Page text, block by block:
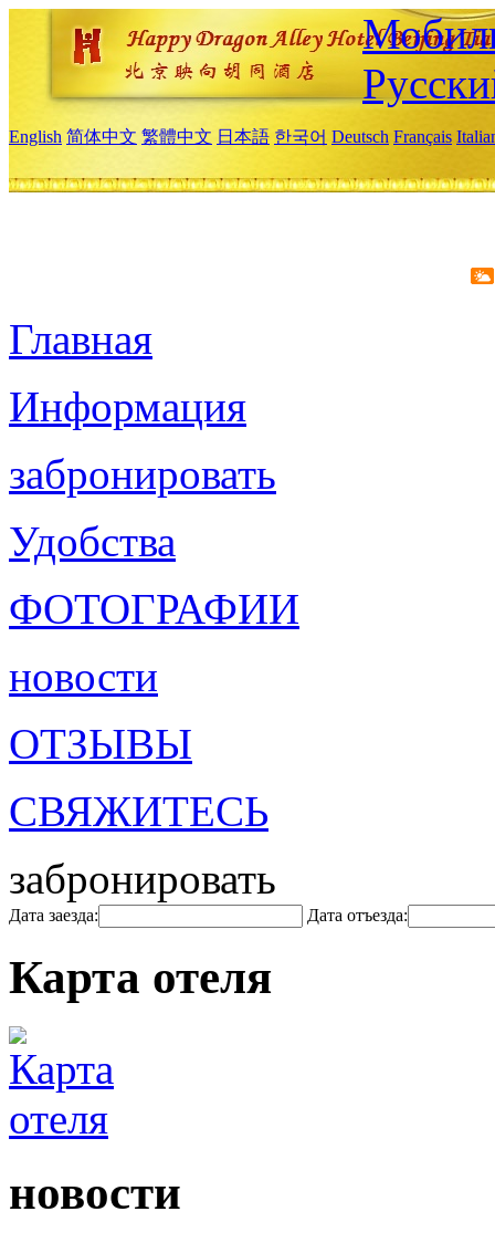
English 简体中文 繁體中文 日本語 한국어 Deutsch Français
Главная
Информация
забронировать
Удобства
ФОТОГРАФИИ
новости
ОТЗЫВЫ
СВЯЖИТЕСЬ
забронировать
Дата заезда: Дата отъезда:
Карта отеля
новости